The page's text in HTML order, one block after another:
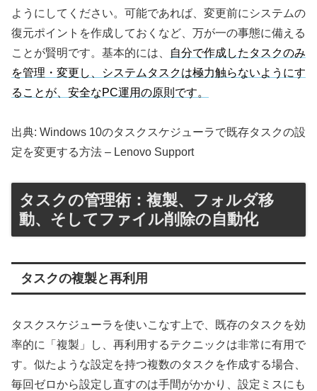
ようにしてください。可能であれば、変更前にシステムの
復元ポイントを作成しておくなど、万が一の事態に備える
ことが賢明です。基本的には、
自分で作成したタスクのみ
を管理・変更し、システムタスクは極力触らないようにす
ることが、安全なPC運用の原則です。
出典: Windows 10のタスクスケジューラで既存タスクの設
定を変更する方法 – Lenovo Support
タスクの管理術：複製、フォルダ移
動、そしてファイル削除の自動化
タスクの複製と再利用
タスクスケジューラを使いこなす上で、既存のタスクを効
率的に「複製」し、再利用するテクニックは非常に有用で
す。似たような設定を持つ複数のタスクを作成する場合、
毎回ゼロから設定し直すのは手間がかかり、設定ミスにも